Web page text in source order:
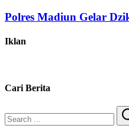
Polres Madiun Gelar
Iklan
Cari Berita